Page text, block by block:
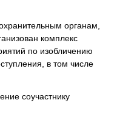
органам,
комплекс
по изобличению
в том числе
соучастнику